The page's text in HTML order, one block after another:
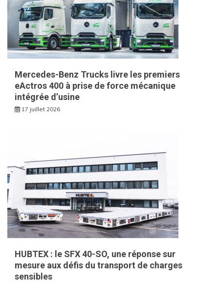
Mercedes-Benz Trucks livre les premiers
eActros 400 à prise de force mécanique
intégrée d’usine
17 juillet 2026
HUBTEX : le SFX 40-SO, une réponse sur
mesure aux défis du transport de charges
sensibles